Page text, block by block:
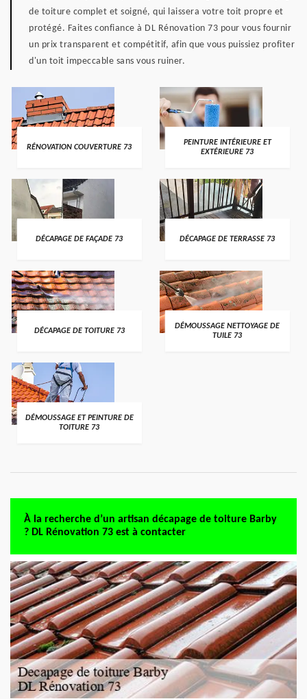
de toiture complet et soigné, qui laissera votre toit propre et
protégé. Faites confiance à DL Rénovation 73 pour vous fournir
un prix transparent et compétitif, afin que vous puissiez profiter
d'un toit impeccable sans vous ruiner.
RÉNOVATION COUVERTURE 73
PEINTURE INTÉRIEURE ET
EXTÉRIEURE 73
DÉCAPAGE DE FAÇADE 73 DÉCAPAGE DE TERRASSE 73
DÉCAPAGE DE TOITURE 73
DÉMOUSSAGE NETTOYAGE DE
TUILE 73
DÉMOUSSAGE ET PEINTURE DE
TOITURE 73
À la recherche d’un artisan décapage de toiture Barby
? DL Rénovation 73 est à contacter